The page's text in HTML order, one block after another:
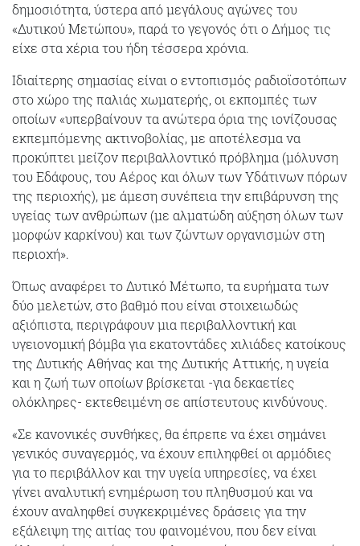
δημοσιότητα, ύστερα από μεγάλους αγώνες του
«Δυτικού Μετώπου», παρά το γεγονός ότι ο Δήμος τις
είχε στα χέρια του ήδη τέσσερα χρόνια.
Ιδιαίτερης σημασίας είναι ο εντοπισμός ραδιοϊσοτόπων
στο χώρο της παλιάς χωματερής, οι εκπομπές των
οποίων «υπερβαίνουν τα ανώτερα όρια της ιονίζουσας
εκπεμπόμενης ακτινοβολίας, με αποτέλεσμα να
προκύπτει μείζον περιβαλλοντικό πρόβλημα (μόλυνση
του Εδάφους, του Αέρος και όλων των Υδάτινων πόρων
της περιοχής), με άμεση συνέπεια την επιβάρυνση της
υγείας των ανθρώπων (με αλματώδη αύξηση όλων των
μορφών καρκίνου) και των ζώντων οργανισμών στη
περιοχή».
Όπως αναφέρει το Δυτικό Μέτωπο, τα ευρήματα των
δύο μελετών, στο βαθμό που είναι στοιχειωδώς
αξιόπιστα, περιγράφουν μια περιβαλλοντική και
υγειονομική βόμβα για εκατοντάδες χιλιάδες κατοίκους
της Δυτικής Αθήνας και της Δυτικής Αττικής, η υγεία
και η ζωή των οποίων βρίσκεται -για δεκαετίες
ολόκληρες- εκτεθειμένη σε απίστευτους κινδύνους.
«Σε κανονικές συνθήκες, θα έπρεπε να έχει σημάνει
γενικός συναγερμός, να έχουν επιληφθεί οι αρμόδιες
για το περιβάλλον και την υγεία υπηρεσίες, να έχει
γίνει αναλυτική ενημέρωση του πληθυσμού και να
έχουν αναληφθεί συγκεκριμένες δράσεις για την
εξάλειψη της αιτίας του φαινομένου, που δεν είναι